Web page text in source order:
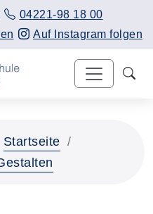
04221-98 18 00
Auf Instagram folgen
Startseite